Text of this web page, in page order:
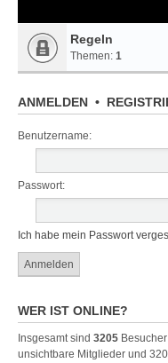
Regeln
Themen: 1
ANMELDEN •
Benutzername:
Passwort:
Ich habe mein Passwort
WER IST ONLINE?
Insgesamt sind 3205
unsichtbare Mitglieder und